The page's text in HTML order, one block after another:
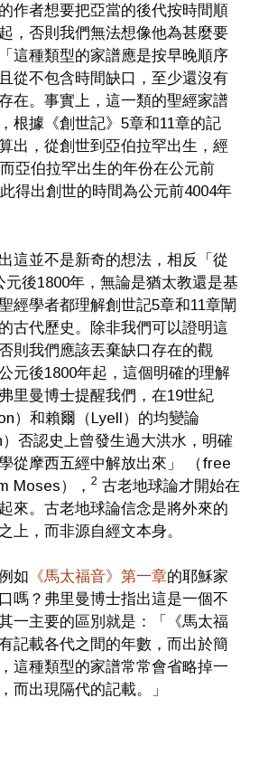
作者想要把亞當的後代按時間順
，否則我們無法想像他為甚麼要
這種類型的家譜應是按早晚順序
從不包含時間缺口，至少還沒有
在。事實上，這一類的聖經家譜
根據《創世記》5章和11章的記
出，從創世到亞伯拉罕出生，經
亞伯拉罕出生的年份在公元前
得出創世的時間為公元前4004年
這並不是新奇的想法，相反「從
元後1800年，無論是猶太教還是基
經學者都理解創世記5章和11章闡
古代歷史。除非我們可以證明這
則我們應該丟棄缺口存在的觀
元後1800年起，這個明確的理解
里曼博士提醒我們，在19世紀
）和賴爾（Lyell）的均變論
）否認史上曾發生過大洪水，明確
從摩西五經中解放出來」 （free
Moses）， 2 古老地球論才開始在
來。古老地球論信念是將外來的
上，而非源自經文本身。
如 《馬太福音》第一章的耶穌家
嗎？弗里曼博士指出這是一個不
一主要的區別就是：「《馬太福
記載各代之間的年數，而出於簡
這種類型的家譜常常會省略掉一
而出現隔代的記載。」